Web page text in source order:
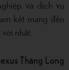
và dịch vụ
kết mang đến
nhất.
Thăng Long